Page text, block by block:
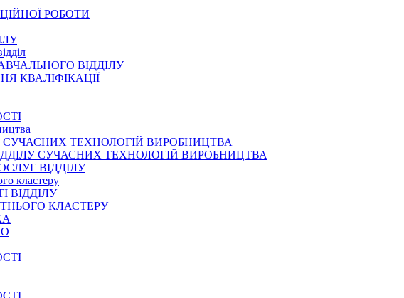
РОБОТИ
ВІДДІЛУ
КВАЛІФІКАЦІЇ
ТЕХНОЛОГІЙ ВИРОБНИЦТВА
СУЧАСНИХ ТЕХНОЛОГІЙ ВИРОБНИЦТВА
ВІДДІЛУ
кластеру
ВІДДІЛУ
КЛАСТЕРУ